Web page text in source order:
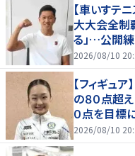
【車いすテ
大大会全制
る」…公開
2026/08/10
【フィギュ
の８０点超
０点を目標
2026/08/10